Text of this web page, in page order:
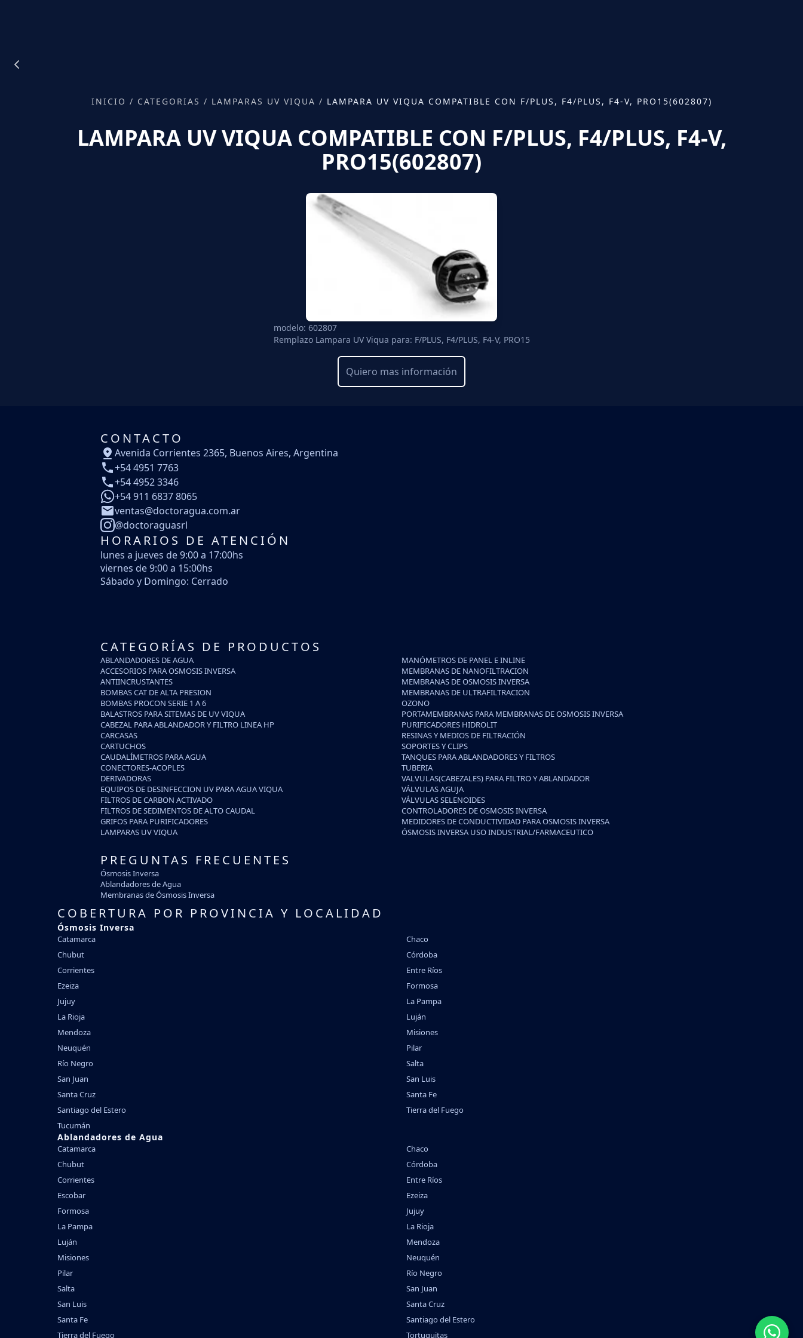
INICIO / CATEGORIAS / LAMPARAS UV VIQUA / LAMPARA UV VIQUA COMPATIBLE CON F/PLUS, F4/PLUS, F4-V, PRO15(602807)
LAMPARA UV VIQUA COMPATIBLE CON F/PLUS, F4/PLUS, F4-V,
PRO15(602807)
modelo: 602807
Remplazo Lampara UV Viqua para: F/PLUS, F4/PLUS, F4-V, PRO15
Quiero mas información
CONTACTO
Avenida Corrientes 2365, Buenos Aires, Argentina
+54 4951 7763
+54 4952 3346
+54 911 6837 8065
ventas@doctoragua.com.ar
@doctoraguasrl
HORARIOS DE ATENCIÓN
lunes a jueves de 9:00 a 17:00hs
viernes de 9:00 a 15:00hs
Sábado y Domingo: Cerrado
CATEGORÍAS DE PRODUCTOS
ABLANDADORES DE AGUA
ACCESORIOS PARA OSMOSIS INVERSA
ANTIINCRUSTANTES
BOMBAS CAT DE ALTA PRESION
BOMBAS PROCON SERIE 1 A 6
BALASTROS PARA SITEMAS DE UV VIQUA
CABEZAL PARA ABLANDADOR Y FILTRO LINEA HP
CARCASAS
CARTUCHOS
CAUDALÍMETROS PARA AGUA
CONECTORES-ACOPLES
DERIVADORAS
EQUIPOS DE DESINFECCION UV PARA AGUA VIQUA
FILTROS DE CARBON ACTIVADO
FILTROS DE SEDIMENTOS DE ALTO CAUDAL
GRIFOS PARA PURIFICADORES
LAMPARAS UV VIQUA
MANÓMETROS DE PANEL E INLINE
MEMBRANAS DE NANOFILTRACION
MEMBRANAS DE OSMOSIS INVERSA
MEMBRANAS DE ULTRAFILTRACION
OZONO
PORTAMEMBRANAS PARA MEMBRANAS DE OSMOSIS INVERSA
PURIFICADORES HIDROLIT
RESINAS Y MEDIOS DE FILTRACIÓN
SOPORTES Y CLIPS
TANQUES PARA ABLANDADORES Y FILTROS
TUBERIA
VALVULAS(CABEZALES) PARA FILTRO Y ABLANDADOR
VÁLVULAS AGUJA
VÁLVULAS SELENOIDES
CONTROLADORES DE OSMOSIS INVERSA
MEDIDORES DE CONDUCTIVIDAD PARA OSMOSIS INVERSA
ÓSMOSIS INVERSA USO INDUSTRIAL/FARMACEUTICO
PREGUNTAS FRECUENTES
Ósmosis Inversa
Ablandadores de Agua
Membranas de Ósmosis Inversa
COBERTURA POR PROVINCIA Y LOCALIDAD
Ósmosis Inversa
Catamarca
Chaco
Chubut
Córdoba
Corrientes
Entre Ríos
Ezeiza
Formosa
Jujuy
La Pampa
La Rioja
Luján
Mendoza
Misiones
Neuquén
Pilar
Río Negro
Salta
San Juan
San Luis
Santa Cruz
Santa Fe
Santiago del Estero
Tierra del Fuego
Tucumán
Ablandadores de Agua
Catamarca
Chaco
Chubut
Córdoba
Corrientes
Entre Ríos
Escobar
Ezeiza
Formosa
Jujuy
La Pampa
La Rioja
Luján
Mendoza
Misiones
Neuquén
Pilar
Río Negro
Salta
San Juan
San Luis
Santa Cruz
Santa Fe
Santiago del Estero
Tierra del Fuego
Tortuguitas